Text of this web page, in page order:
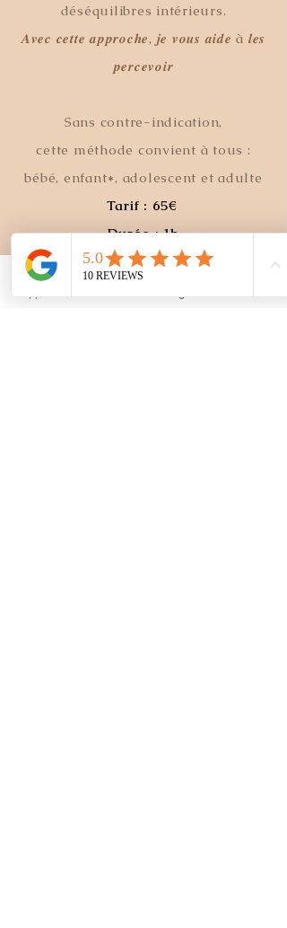
déséquilibres intérieurs.
𝑨𝒗𝒆𝒄 𝒄𝒆𝒕𝒕𝒆 𝒂𝒑𝒑𝒓𝒐𝒄𝒉𝒆, 𝒋𝒆 𝒗𝒐𝒖𝒔 𝒂𝒊𝒅𝒆 à 𝒍𝒆𝒔
𝒑𝒆𝒓𝒄𝒆𝒗𝒐𝒊𝒓​
Sans contre-indication,
cette méthode convient à tous :
bébé, enfant*, adolescent et adulte​
Tarif : 65€
Durée : 1h​
​*séance enfant, me contacter